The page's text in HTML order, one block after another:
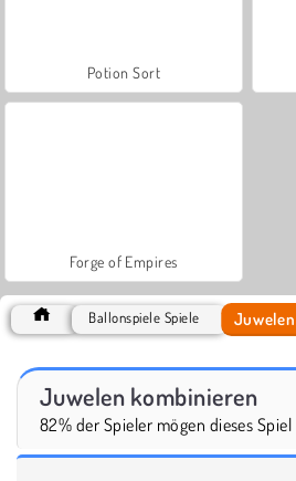
Potion Sort
Forge of Empires
Ballonspiele Spiele
Juwelen kombinieren
82% der Spieler mögen dieses Spiel